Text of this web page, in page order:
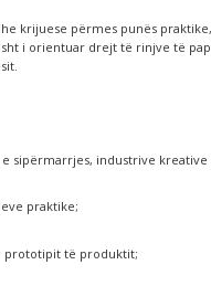
krijuese përmes punës
i orientuar drejt të rinjve të
industrive kreative
praktike;
të produktit;